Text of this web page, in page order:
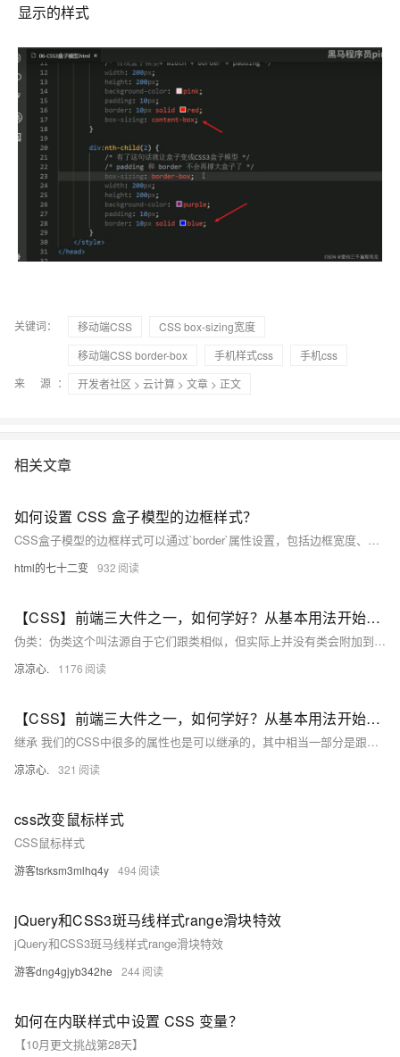
显示的样式
关键词： 移动端CSS
CSS box-sizing宽度
移动端CSS border-box
手机样式css
手机css
来 源：
开发者社区 > 云计算 > 文章 > 正文
相关文章
如何设置 CSS 盒子模型的边框样式？
CSS盒子模型的边框样式可以通过`border`属性设置，包括边框宽度、样式和颜色。例如：`border: 2px solid red;` 设置了2像素宽的红色实线边框。也可分别设置四边，如`border-top`、`border-right`等。
html的七十二变 932
【CSS】前端三大件之一，如何学好？从基本用法开始吧！（二）：CSS伪类：UI伪类、结构化伪类；通过伪类获得子元素的第n个元素；创建一个伪元素展示在页面中；获得最后一个元素；处理聚焦元素的样式
伪类：伪类这个叫法源自于它们跟类相似，但实际上并没有类会附加到标记中的标签上。 伪类分为两种(以及新增的伪类选择器)： UI伪类：会在HTML元素处于某种状态时(例如：鼠标指针位于连接上)，为该元素应用CSS样式。 :hover 结构化伪类：会在标记中存在某种结构上的关系时 例如： 某元素是一组元素中的第一个或最后一个，为该元素应用CSS样式。 :not和:target(CSS3新增的两个特殊的伪类选择器)
凉凉心. 1176
【CSS】前端三大件之一，如何学好？从基本用法开始吧！（三）：元素继承关系、层叠样式规则、字体属性、文本属性；针对字体和文本作样式修改
继承 我们的CSS中很多的属性也是可以继承的，其中相当一部分是跟文字的相关的，比如说颜色、字体、字号。 当然还有一部分是不能继承的。 例如边框、内外边距。 层叠 层叠是CSS的核心机制。 层叠的工作机制： 当元素的同一个样式属性有多种样式值的时候，CSS就是靠层叠机制来决定最终应用哪种样式。 层叠规则： 层叠规则一：找到应用给每个元素和属性的声明。 说明：浏览器在加载每个页面时，都会据此查找到每条CSS规则， 并标识出所有受到影响的HTML元素。
凉凉心. 321
css改变鼠标样式
CSS鼠标样式
游客tsrksm3mlhq4y 494
jQuery和CSS3斑马线样式range滑块特效
jQuery和CSS3斑马线样式range滑块特效
游客dng4gjyb342he 244
如何在内联样式中设置 CSS 变量？
【10月更文挑战第28天】